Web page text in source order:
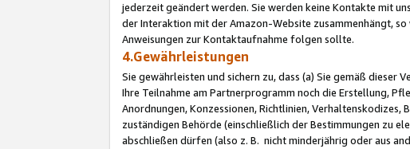
jederzeit geändert werden. Sie werden keine Kontakte mit
der Interaktion mit der Amazon-Website zusammenhängt,
Anweisungen zur Kontaktaufnahme folgen sollte.
4.Gewährleistungen
Sie gewährleisten und sichern zu, dass (a) Sie gemäß
Ihre Teilnahme am Partnerprogramm noch die Erstellung,
Anordnungen, Konzessionen, Richtlinien,
zuständigen Behörde (einschließlich der Bestimmungen zu
abschließen dürfen (also z. B. nicht minderjährig oder aus